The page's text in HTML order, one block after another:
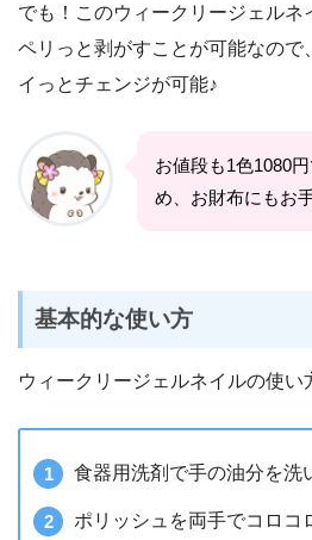
でも！このウィークリージェルネ
ペリっと剥がすことが可能なので
イっとチェンジが可能♪
お値段も1色1080
め、お財布にもお
基本的な使い方
ウィークリージェルネイルの使い
食器用洗剤で手の油分を洗
ポリッシュを両手でコロコ